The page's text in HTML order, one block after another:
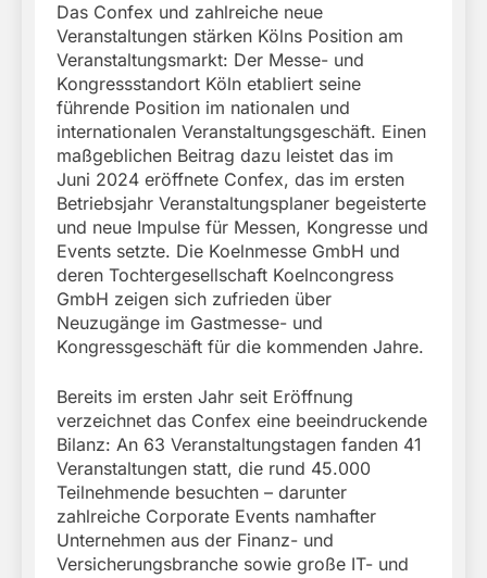
Das Confex und zahlreiche neue
Veranstaltungen stärken Kölns Position am
Veranstaltungsmarkt: Der Messe- und
Kongressstandort Köln etabliert seine
führende Position im nationalen und
internationalen Veranstaltungsgeschäft. Einen
maßgeblichen Beitrag dazu leistet das im
Juni 2024 eröffnete Confex, das im ersten
Betriebsjahr Veranstaltungsplaner begeisterte
und neue Impulse für Messen, Kongresse und
Events setzte. Die Koelnmesse GmbH und
deren Tochtergesellschaft Koelncongress
GmbH zeigen sich zufrieden über
Neuzugänge im Gastmesse- und
Kongressgeschäft für die kommenden Jahre.
Bereits im ersten Jahr seit Eröffnung
verzeichnet das Confex eine beeindruckende
Bilanz: An 63 Veranstaltungstagen fanden 41
Veranstaltungen statt, die rund 45.000
Teilnehmende besuchten – darunter
zahlreiche Corporate Events namhafter
Unternehmen aus der Finanz- und
Versicherungsbranche sowie große IT- und